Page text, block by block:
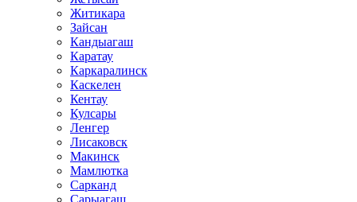
Житикара
Зайсан
Кандыагаш
Каратау
Каркаралинск
Каскелен
Кентау
Кулсары
Ленгер
Лисаковск
Макинск
Мамлютка
Сарканд
Сарыагаш